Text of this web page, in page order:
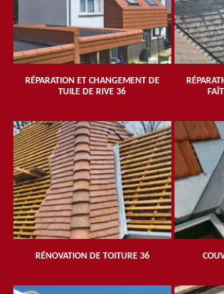
RÉPARATION ET CHANGEMENT DE
TUILE DE RIVE 36
RÉNOVATION DE TOITURE 36